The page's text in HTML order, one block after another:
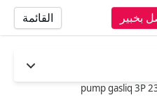
بخبير القائمة
قسم جديد.
pump gasliq 3P